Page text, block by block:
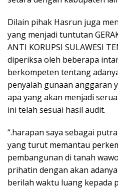
Dilain pihak Hasrun juga
yang menjadi tuntutan
ANTI KORUPSI SULAWESI
diperiksa oleh beberapa
berkompeten tentang
penyalah gunaan anggaran
apa yang akan menjadi
ini telah sesuai hasil audit.
“.harapan saya sebagai
yang turut memantau
pembangunan di tanah
prihatin dengan akan
berilah waktu luang kepada